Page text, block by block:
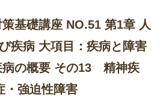
基礎講座 NO.51 第1章 人
疾病 大項目：疾病と障害
病の概要 その13 精神疾
強迫性障害